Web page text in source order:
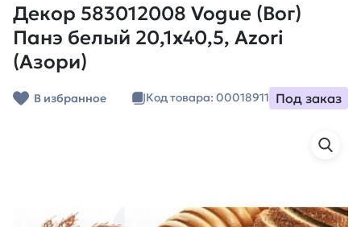
Декор 583012008 Vogue (Вог)
Панэ белый 20,1х40,5, Azori
(Азори)
В избранное Код товара: 00018911 Под заказ